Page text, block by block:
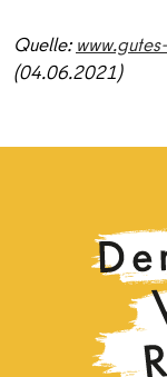
Quelle:
(04.06.2021)